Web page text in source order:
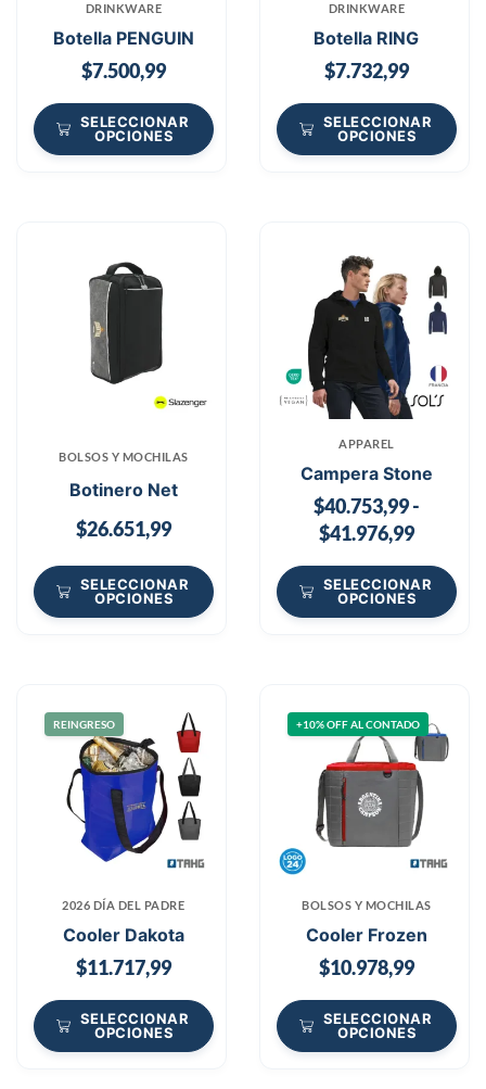
DRINKWARE
Botella PENGUIN
$7.500,99
SELECCIONAR
OPCIONES
DRINKWARE
Botella RING
$7.732,99
SELECCIONAR
OPCIONES
BOLSOS Y MOCHILAS
Botinero Net
$26.651,99
SELECCIONAR
OPCIONES
APPAREL
Campera Stone
$40.753,99-
$41.976,99
SELECCIONAR
OPCIONES
REINGRESO
2026 DÍA DEL PADRE
Cooler Dakota
$11.717,99
SELECCIONAR
OPCIONES
+10% OFF AL CONTADO
BOLSOS Y MOCHILAS
Cooler Frozen
$10.978,99
SELECCIONAR
OPCIONES